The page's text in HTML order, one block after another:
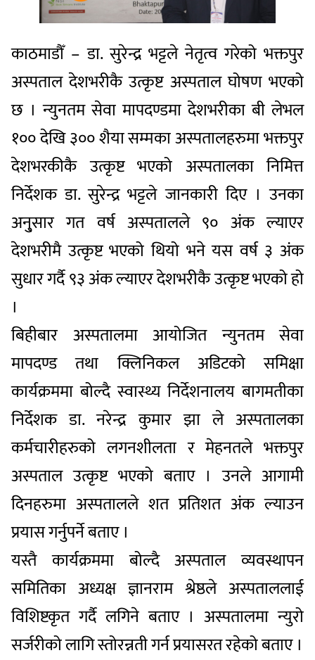
काठमाडौँ – डा. सुरेन्द्र भट्टले नेतृत्व गरेको भक्तपुर
अस्पताल देशभरीकै उत्कृष्ट अस्पताल घोषण भएको
छ । न्युनतम सेवा मापदण्डमा देशभरीका बी लेभल
१०० देखि ३०० शैया सम्मका अस्पतालहरुमा भक्तपुर
देशभरकीकै उत्कृष्ट भएको अस्पतालका निमित्त
निर्देशक डा. सुरेन्द्र भट्टले जानकारी दिए । उनका
अनु्सार गत वर्ष अस्पतालले ९० अंक ल्याएर
देशभरीमै उत्कृष्ट भएको थियो भने यस वर्ष ३ अंक
सुधार गर्दै ९३ अंक ल्याएर देशभरीकै उत्कृष्ट भएको हो
।
बिहीबार अस्पतालमा आयोजित न्युनतम सेवा
मापदण्ड तथा क्लिनिकल अडिटको समिक्षा
कार्यक्रममा बोल्दै स्वास्थ्य निर्देशनालय बागमतीका
निर्देशक डा. नरेन्द्र कुमार झा ले अस्पतालका
कर्मचारीहरुको लगनशीलता र मेहनतले भक्तपुर
अस्पताल उत्कृष्ट भएको बताए । उनले आगामी
दिनहरुमा अस्पतालले शत प्रतिशत अंक ल्याउन
प्रयास गर्नुपर्ने बताए ।
यस्तै कार्यक्रममा बोल्दै अस्पताल व्यवस्थापन
समितिका अध्यक्ष ज्ञानराम श्रेष्ठले अस्पताललाई
विशिष्टकृत गर्दै लगिने बताए । अस्पतालमा न्युरो
सर्जरीको लागि स्तोरन्नती गर्न प्रयासरत रहेको बताए ।